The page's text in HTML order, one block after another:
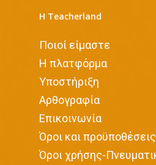
Η Teacherland
Ποιοί είμαστε
Η πλατφόρμα
Υποστήριξη
Αρθογραφία
Επικοινωνία
Όροι και προϋποθέσεις
Όροι χρήσης-